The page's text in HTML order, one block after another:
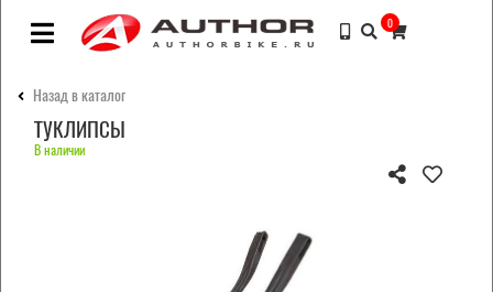
0
Назад в каталог
ТУКЛИПСЫ
В наличии